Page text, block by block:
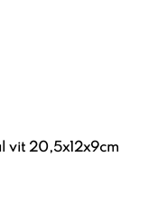
vit 20,5x12x9cm